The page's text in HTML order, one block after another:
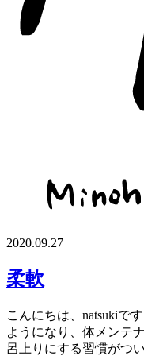
2020.09.27
柔軟
こんにちは、natsukiで
ようになり、体メンテ
呂上りにする習慣がつ